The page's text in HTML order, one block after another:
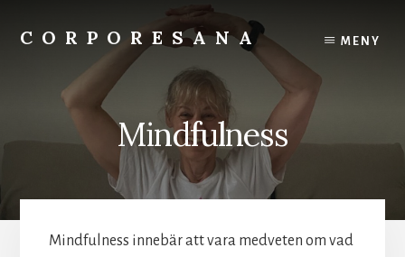
content
CORPORESANA
hälsofrämjande
MENY
Mindfulness
Mindfulness innebär att vara medveten om vad